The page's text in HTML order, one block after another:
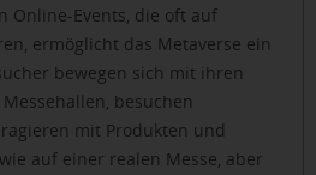
Online-Events, die oft auf
ermöglicht das Metaverse ein
bewegen sich mit ihren
besuchen
mit Produkten und
auf einer realen Messe, aber